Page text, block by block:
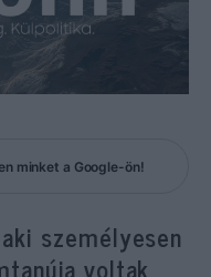
minket a Google-ön!
személyesen
voltak